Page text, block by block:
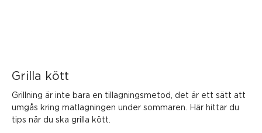
Grilla kött
Grillning är inte bara en tillagningsmetod, det är ett sätt att
umgås kring matlagningen under sommaren. Här hittar du
tips när du ska grilla kött.